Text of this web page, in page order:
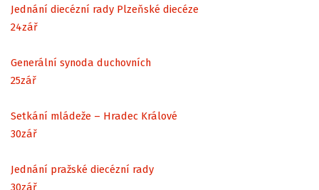
Jednání diecézní rady Plzeňské diecéze
24zář
Generální synoda duchovních
25zář
Setkání mládeže – Hradec Králové
30zář
Jednání pražské diecézní rady
30zář